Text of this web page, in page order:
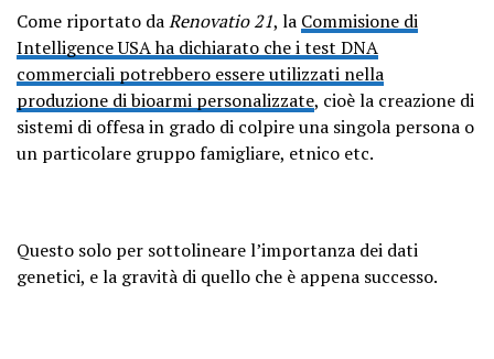
Come riportato daRenovatio 21, la Commisione di
Intelligence USA ha dichiarato che i test DNA
commerciali potrebbero essere utilizzati nella
produzione di bioarmi personalizzate, cioè la creazione di
sistemi di offesa in grado di colpire una singola persona o
un particolare gruppo famigliare, etnico etc.
Questo solo per sottolineare l’importanza dei dati
genetici, e la gravità di quello che è appena successo.